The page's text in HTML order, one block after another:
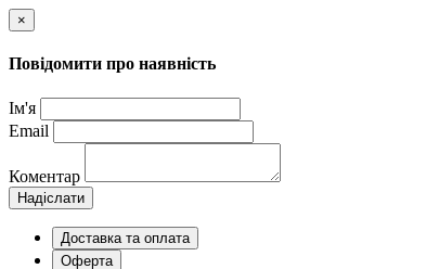
×
Повідомити про наявність
Ім'я
Email
Коментар
Надіслати
Доставка та оплата
Оферта